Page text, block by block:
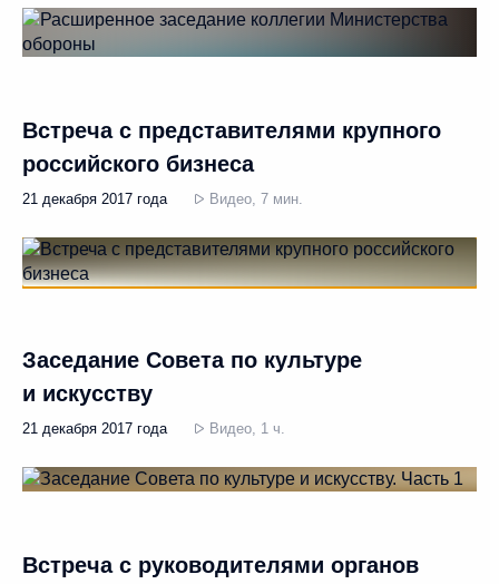
Встреча с представителями крупного
российского бизнеса
21 декабря 2017 года Видео, 7 мин.
Заседание Совета по культуре
и искусству
21 декабря 2017 года Видео, 1 ч.
Встреча с руководителями органов